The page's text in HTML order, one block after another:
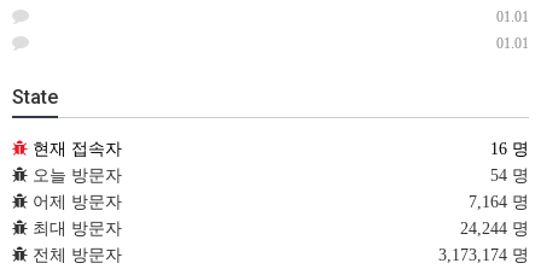
01.01
01.01
State
현재 접속자
16 명
오늘 방문자
54 명
어제 방문자
7,164 명
최대 방문자
24,244 명
전체 방문자
3,173,174 명